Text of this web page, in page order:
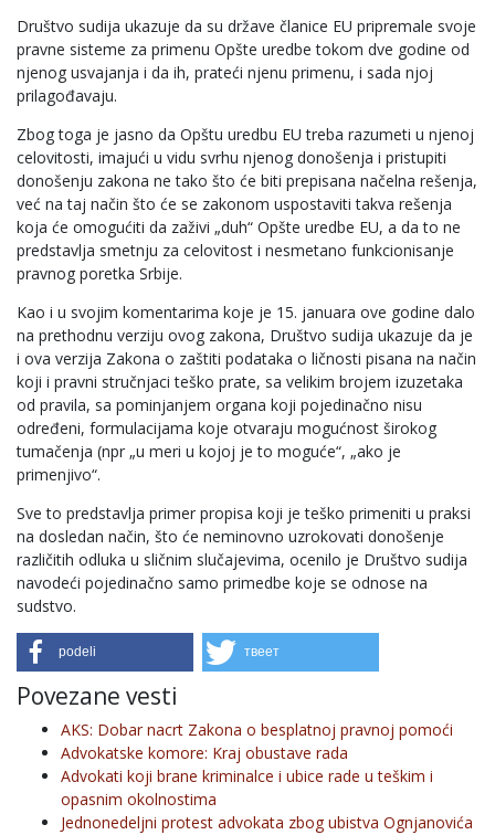
Društvo sudija ukazuje da su države članice EU pripremale svoje
pravne sisteme za primenu Opšte uredbe tokom dve godine od
njenog usvajanja i da ih, prateći njenu primenu, i sada njoj
prilagođavaju.
Zbog toga je jasno da Opštu uredbu EU treba razumeti u njenoj
celovitosti, imajući u vidu svrhu njenog donošenja i pristupiti
donošenju zakona ne tako što će biti prepisana načelna rešenja,
već na taj način što će se zakonom uspostaviti takva rešenja
koja će omogućiti da zaživi „duh“ Opšte uredbe EU, a da to ne
predstavlja smetnju za celovitost i nesmetano funkcionisanje
pravnog poretka Srbije.
Kao i u svojim komentarima koje je 15. januara ove godine dalo
na prethodnu verziju ovog zakona, Društvo sudija ukazuje da je
i ova verzija Zakona o zaštiti podataka o ličnosti pisana na način
koji i pravni stručnjaci teško prate, sa velikim brojem izuzetaka
od pravila, sa pominjanjem organa koji pojedinačno nisu
određeni, formulacijama koje otvaraju mogućnost širokog
tumačenja (npr „u meri u kojoj je to moguće“, „ako je
primenjivo“.
Sve to predstavlja primer propisa koji je teško primeniti u praksi
na dosledan način, što će neminovno uzrokovati donošenje
različitih odluka u sličnim slučajevima, ocenilo je Društvo sudija
navodeći pojedinačno samo primedbe koje se odnose na
sudstvo.
podeli твеет
Povezane vesti
AKS: Dobar nacrt Zakona o besplatnoj pravnoj pomoći
Advokatske komore: Kraj obustave rada
Advokati koji brane kriminalce i ubice rade u teškim i
opasnim okolnostima
Jednonedeljni protest advokata zbog ubistva Ognjanovića